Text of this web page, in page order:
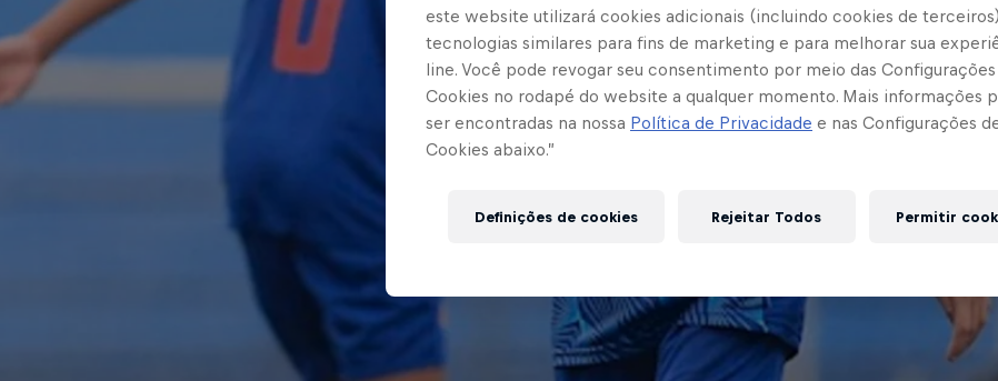
este website utilizará cookies adicionais (incluindo cookies de
tecnologias similares para fins de marketing e para melhorar sua
line. Você pode revogar seu consentimento por meio das Configurações
Cookies no rodapé do website a qualquer momento. Mais informações
ser encontradas na nossa Política de Privacidade e nas Configurações
Cookies abaixo.”
Definições de cookies Rejeitar Todos Permitir